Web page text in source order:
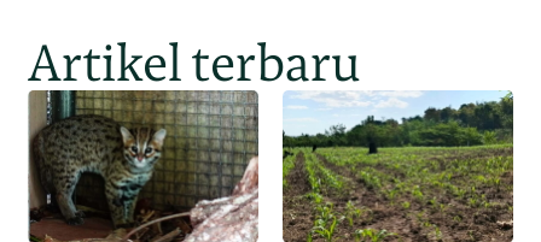
Artikel terbaru